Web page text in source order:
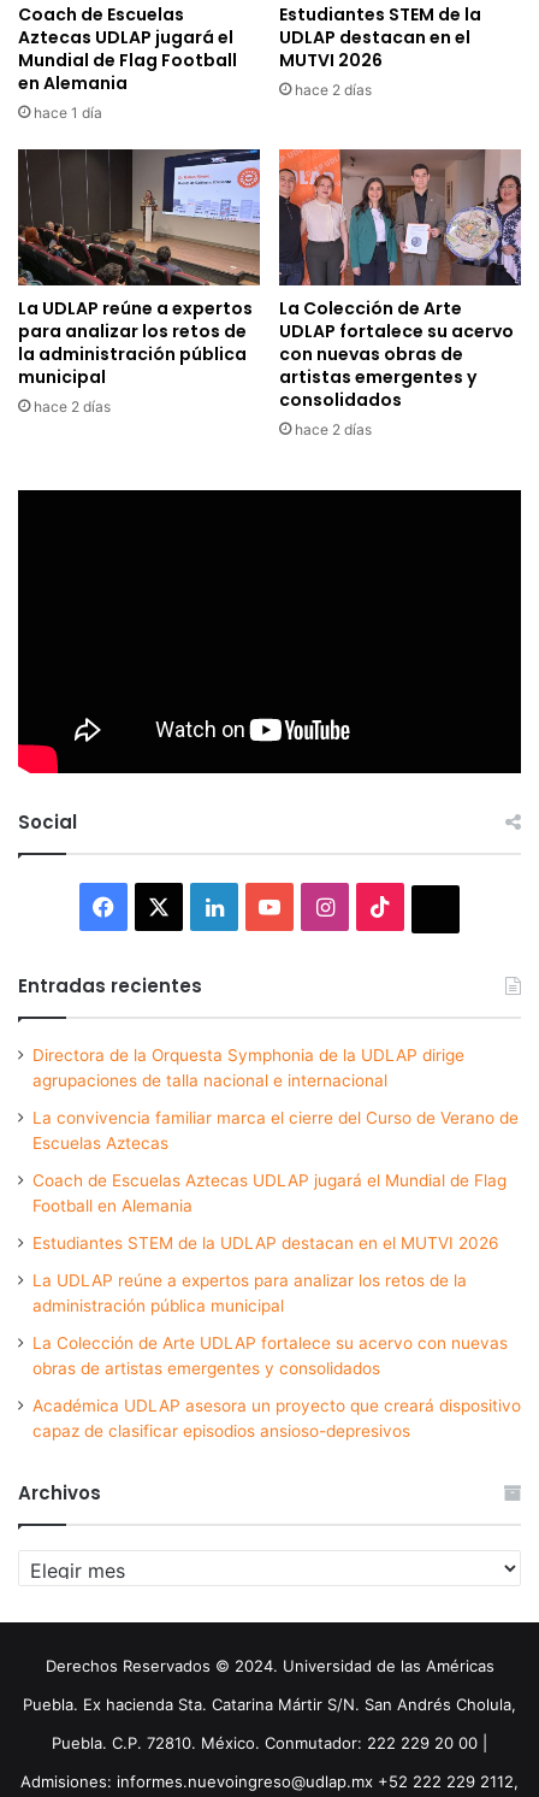
Coach de Escuelas
Aztecas UDLAP jugará el
Mundial de Flag Football
en Alemania
hace 1 día
Estudiantes STEM de la
UDLAP destacan en el
MUTVI 2026
hace 2 días
La UDLAP reúne a expertos
para analizar los retos de
la administración pública
municipal
hace 2 días
La Colección de Arte
UDLAP fortalece su acervo
con nuevas obras de
artistas emergentes y
consolidados
hace 2 días
Social
Facebook LinkedInYouTubeInstagram
Entradas recientes
Directora de la Orquesta Symphonia de la UDLAP dirige
agrupaciones de talla nacional e internacional
La convivencia familiar marca el cierre del Curso de Verano de
Escuelas Aztecas
Coach de Escuelas Aztecas UDLAP jugará el Mundial de Flag
Football en Alemania
Estudiantes STEM de la UDLAP destacan en el MUTVI 2026
La UDLAP reúne a expertos para analizar los retos de la
administración pública municipal
La Colección de Arte UDLAP fortalece su acervo con nuevas
obras de artistas emergentes y consolidados
Académica UDLAP asesora un proyecto que creará dispositivo
capaz de clasificar episodios ansioso-depresivos
Archivos
Archivos
Derechos Reservados © 2024. Universidad de las Américas
Puebla. Ex hacienda Sta. Catarina Mártir S/N. San Andrés Cholula,
Puebla. C.P. 72810. México. Conmutador: 222 229 20 00 |
Admisiones: informes.nuevoingreso@udlap.mx +52 222 229 2112,